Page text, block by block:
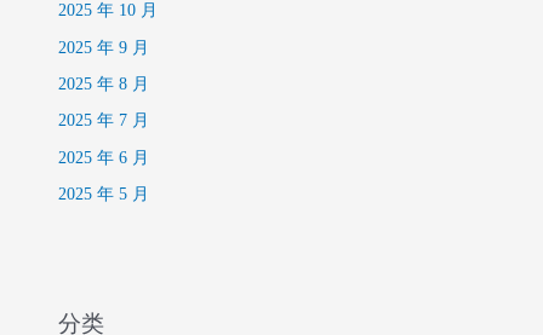
2025 年 10 月
2025 年 9 月
2025 年 8 月
2025 年 7 月
2025 年 6 月
2025 年 5 月
分类